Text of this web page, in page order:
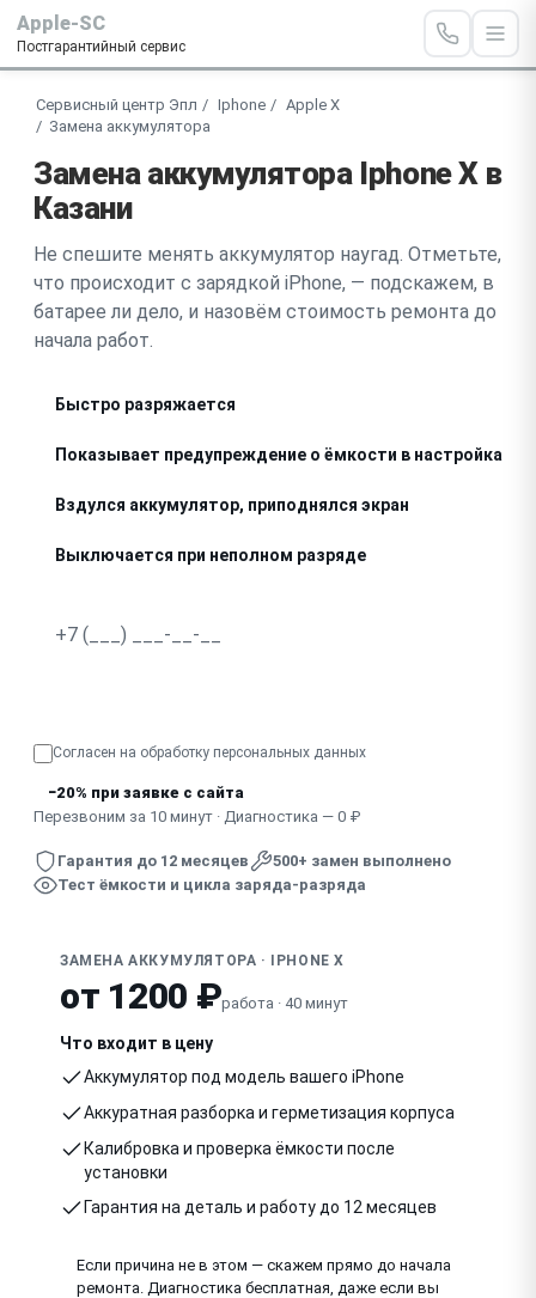
Apple-SC
Постгарантийный сервис
Сервисный центр Эпл Iphone
Apple X
Замена аккумулятора
Замена аккумулятора Iphone X в
Казани
Не спешите менять аккумулятор наугад. Отметьте,
что происходит с зарядкой iPhone, — подскажем, в
батарее ли дело, и назовём стоимость ремонта до
начала работ.
Быстро разряжается
Показывает предупреждение о ёмкости в настройках
Вздулся аккумулятор, приподнялся экран
Выключается при неполном разряде
Согласен на обработку персональных данных
−20% при заявке с сайта
Перезвоним за 10 минут · Диагностика — 0 ₽
Гарантия до 12 месяцев
500+ замен выполнено
Тест ёмкости и цикла заряда-разряда
ЗАМЕНА АККУМУЛЯТОРА · IPHONE X
от 1200 ₽работа · 40 минут
Что входит в цену
Аккумулятор под модель вашего iPhone
Аккуратная разборка и герметизация корпуса
Калибровка и проверка ёмкости после
установки
Гарантия на деталь и работу до 12 месяцев
Если причина не в этом — скажем прямо до начала
ремонта. Диагностика бесплатная, даже если вы